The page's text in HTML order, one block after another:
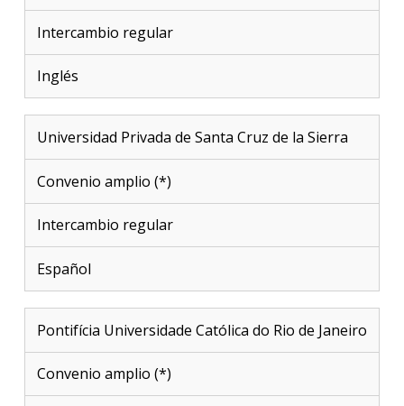
Intercambio regular
Inglés
Universidad Privada de Santa Cruz de la Sierra
Convenio amplio (*)
Intercambio regular
Español
Pontifícia Universidade Católica do Rio de Janeiro
Convenio amplio (*)